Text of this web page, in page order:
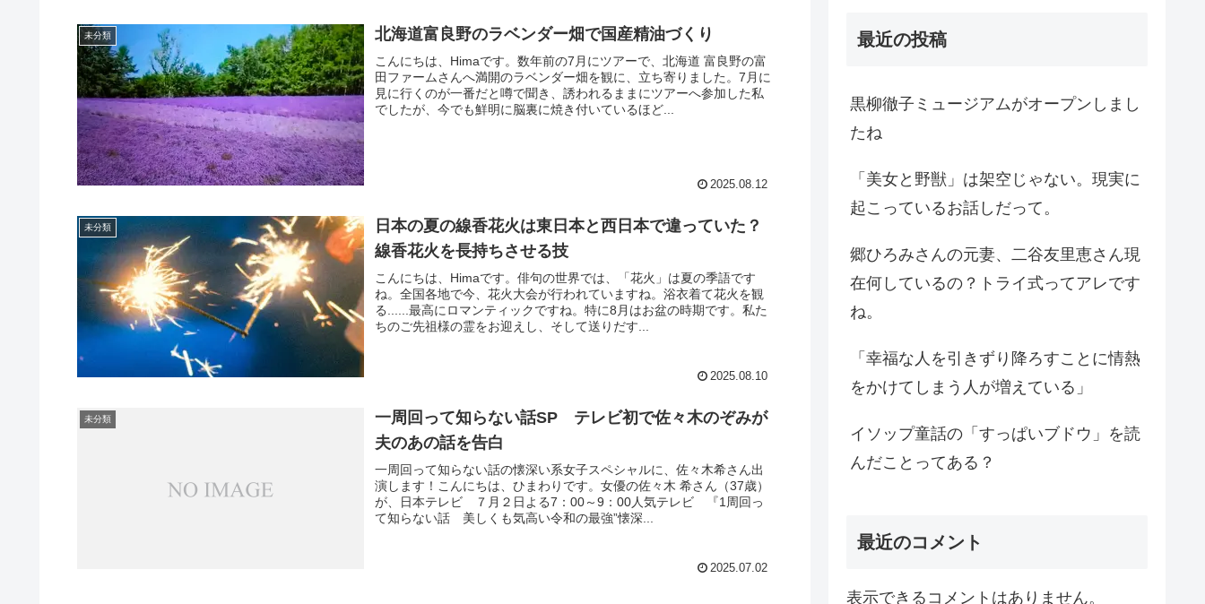
未分類 北海道富良野のラベンダー畑で国産精油づくり
こんにちは、Himaです。数年前の7月にツアーで、北海道 富良野の富
田ファームさんへ満開のラベンダー畑を観に、立ち寄りました。7月に
見に行くのが一番だと噂で聞き、誘われるままにツアーへ参加した私
でしたが、今でも鮮明に脳裏に焼き付いているほど...
2025.08.12
未分類
日本の夏の線香花火は東日本と西日本で違っていた？
線香花火を長持ちさせる技
こんにちは、Himaです。俳句の世界では、「花火」は夏の季語です
ね。全国各地で今、花火大会が行われていますね。浴衣着て花火を観
る......最高にロマンティックですね。特に8月はお盆の時期です。私た
ちのご先祖様の霊をお迎えし、そして送りだす...
2025.08.10
未分類
一周回って知らない話SP テレビ初で佐々木のぞみが
夫のあの話を告白
一周回って知らない話の懐深い系女子スペシャルに、佐々木希さん出
演します！こんにちは、ひまわりです。女優の佐々木 希さん（37歳）
が、日本テレビ ７月２日よる7：00～9：00人気テレビ 『1周回っ
て知らない話 美しくも気高い令和の最強”懐深...
2025.07.02
最近の投稿
黒柳徹子ミュージアムがオープンしまし
たね
「美女と野獣」は架空じゃない。現実に
起こっているお話しだって。
郷ひろみさんの元妻、二谷友里恵さん現
在何しているの？トライ式ってアレです
ね。
「幸福な人を引きずり降ろすことに情熱
をかけてしまう人が増えている」
イソップ童話の「すっぱいブドウ」を読
んだことってある？
最近のコメント
表示できるコメントはありません。